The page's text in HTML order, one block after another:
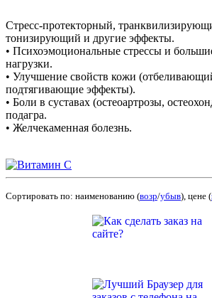
Стресс-протекторный,
тонизирующий и другие эффекты.
• Психоэмоциональные стрессы и
нагрузки.
• Улучшение свойств кожи
подтягивающие эффекты).
• Боли в суставах (остеоартрозы,
подагра.
• Желчекаменная болезнь.
Сортировать по: наименованию (возр/убыв), цене (